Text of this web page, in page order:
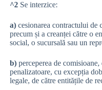
^2 Se interzice:
a) cesionarea contractului de
precum și a creanței către o
social, o sucursală sau un
b) perceperea de
penalizatoare, cu excepția
legale, de către entitățile de